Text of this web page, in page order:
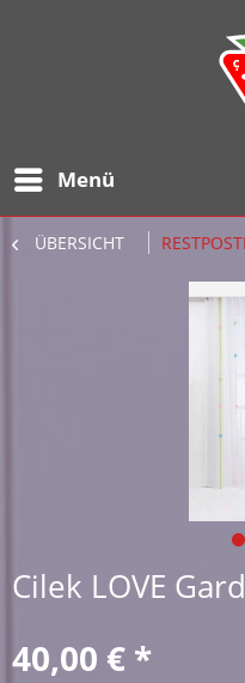
Menü
ÜBERSICHT
Cilek LOVE
40,00 € *